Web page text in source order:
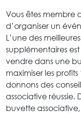
Vous êtes membre
d’organiser un
L’une des
supplémentaires
vendre dans une
maximiser les
donnons des
associative réussie.
buvette